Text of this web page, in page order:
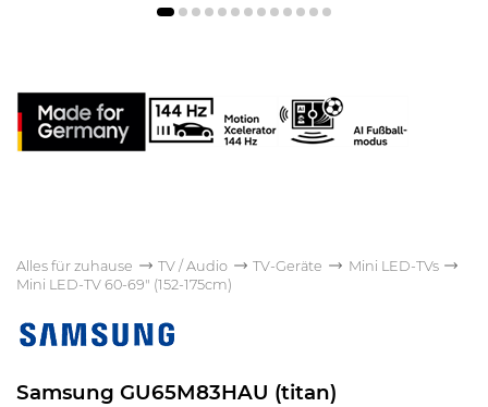
Alles für zuhause TV / Audio TV-Geräte
Mini LED-TVs
Mini LED-TV 60-69" (152-175cm)
Samsung GU65M83HAU (titan)